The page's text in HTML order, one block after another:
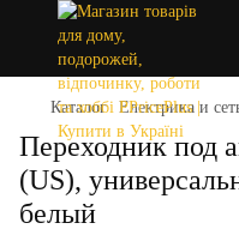
Каталог Електрика и
Переходник под
(US),
белый